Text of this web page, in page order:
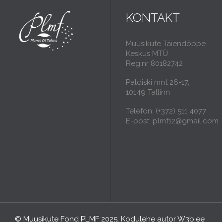
KONTAKT
Muusikute Täiendõppe
Keskus MTÜ
Reg.nr 80182742
Paldiski mnt 26-17,
10149 Tallinn
Telefon: (+372) 511 4077
E-post: plmf12@gmail.com
© Muusikute Fond PLMF 2025. Kodulehe autorW3b.ee